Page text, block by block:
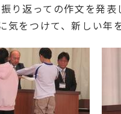
り返っての作文を発
をつけて、新しい年